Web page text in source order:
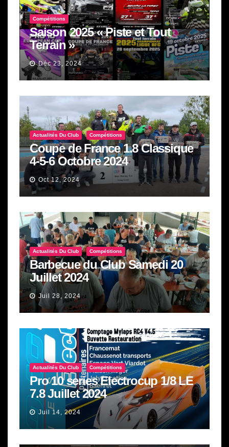
Compétitions
Saison 2025 « Piste et Tout
Terrain »
Déc 23, 2024
Actualités Du Club Compétitions
Coupe de France 1.8 Classique
4-5-6 Octobre 2024
Oct 12, 2024
Actualités Du Club Compétitions
Barbecue du Club Samedi 20
Juillet 2024
Juil 28, 2024
Actualités Du Club Compétitions
Pro 10 series Electrocup 1/8 LE
7.8 Juillet 2024
Juil 14, 2024